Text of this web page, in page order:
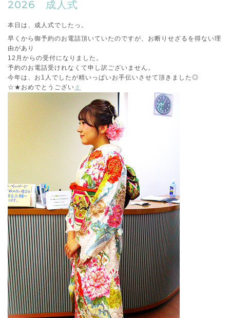
2026 成人式
本日は、成人式でしたっ。
早くから御予約のお電話頂いていたのですが、お断りせざるを得ない理
由があり
12月からの受付になりました。
予約のお電話受けれなくて申し訳ございません。
今年は、お1人でしたが精いっぱいお手伝いさせて頂きました◎
☆★おめでとうござい ま